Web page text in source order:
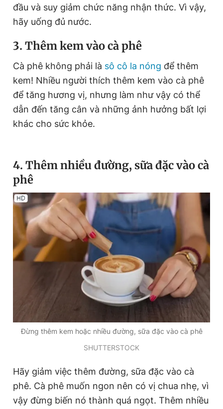
đầu và suy giảm chức năng nhận thức. Vì vậy,
hãy uống đủ nước.
3. Thêm kem vào cà phê
Cà phê không phải là sô cô la nóng để thêm
kem! Nhiều người thích thêm kem vào cà phê
để tăng hương vị, nhưng làm như vậy có thể
dẫn đến tăng cân và những ảnh hưởng bất lợi
khác cho sức khỏe.
4. Thêm nhiều đường, sữa đặc vào cà
phê
Đừng thêm kem hoặc nhiều đường, sữa đặc vào cà phê
SHUTTERSTOCK
Hãy giảm việc thêm đường, sữa đặc vào cà
phê. Cà phê muốn ngon nên có vị chua nhẹ, vì
vậy đừng biến nó thành quá ngọt. Thêm nhiều